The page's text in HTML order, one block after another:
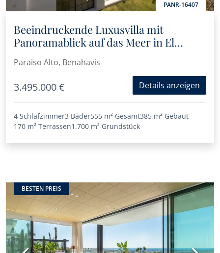
PANR-16407
Beeindruckende Luxusvilla mit
Panoramablick auf das Meer in El
Paraíso Alto, Benahavís
Paraiso Alto, Benahavis
3.495.000 € Details anzeigen
4 Schlafzimmer3 Bäder555 m² Gesamt385 m² Gebaut
170 m² Terrassen1.700 m² Grundstück
BESTEN PREIS